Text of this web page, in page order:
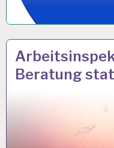
ARBEIT
UND
GESUNDHEIT…
Beratung
24 APR. 2018